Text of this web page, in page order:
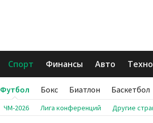
Спорт Финансы Авто Техно
Футбол Бокс Биатлон Баскетбол
ЧМ-2026 Лига конференций Другие